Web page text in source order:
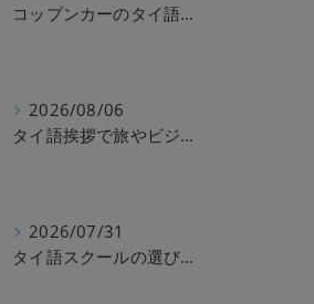
コップンカーのタイ語の意味と使い方を男女別の違いや発音のコツで楽しく解説！
2026/08/06
タイ語挨拶で旅やビジネスが変わる！ワイの正しいやり方と男女別語尾まで完全ガイド
2026/07/31
タイ語スクールの選び方完全ガイド｜初心者でも続く学習法とオンライン比較のポイント